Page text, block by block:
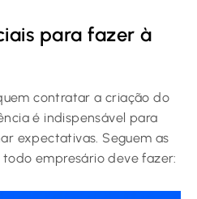
para fazer à
contratar a criação do
é indispensável para
expectativas. Seguem as
empresário deve fazer: